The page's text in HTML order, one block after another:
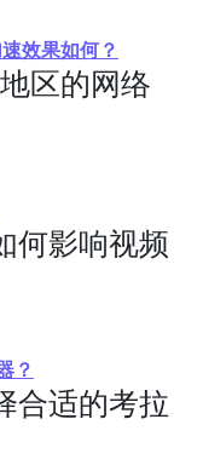
效果如何？
区的网络
何影响视频
？
合适的考拉